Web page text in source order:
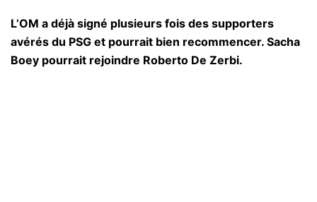
L’OM a déjà signé plusieurs fois des supporters
avérés du PSG et pourrait bien recommencer. Sacha
Boey pourrait rejoindre Roberto De Zerbi.